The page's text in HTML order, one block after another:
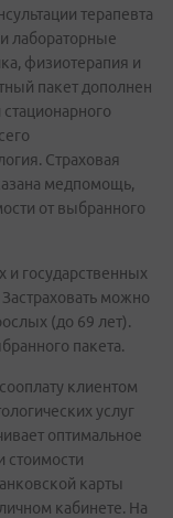
терапевта
лабораторные
физиотерапия и
пакет дополнен
Страховая
медпомощь,
от выбранного
и государственных
можно
(до 69 лет).
пакета.
клиентом
услуг
оптимальное
стоимости
карты
кабинете. На